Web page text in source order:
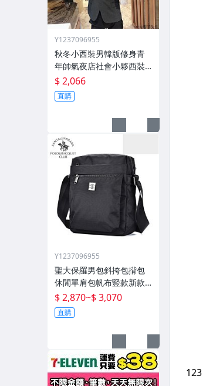
Y1237096955
秋冬小西裝男韓版修身青
年帥氣夜店社會小夥西裝
髮型師外套潮
$ 2,066
直購
Y1237096955
聖大保羅男包斜挎包揹包
休閒單肩包帆布豎款新款
男士跨包牛津布包
$ 2,870~$ 3,070
直購